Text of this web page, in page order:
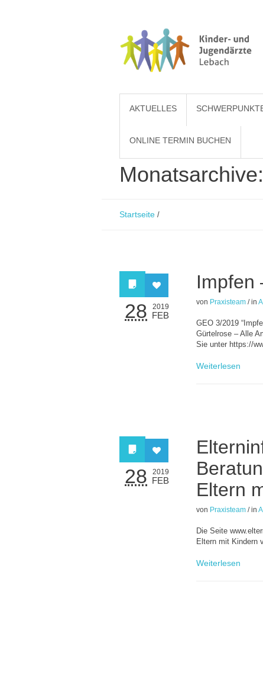
AKTUELLES
ONLINE TERMIN BUCHEN
Startseite /
28 2019
FEB
Impfen
von Praxisteam / in
GEO 3/2019
Gürtelrose – Alle
Sie unter https://
Weiterlesen
28 2019
FEB
Eltern
von Praxisteam / in
Die Seite
Eltern mit Kindern
Weiterlesen